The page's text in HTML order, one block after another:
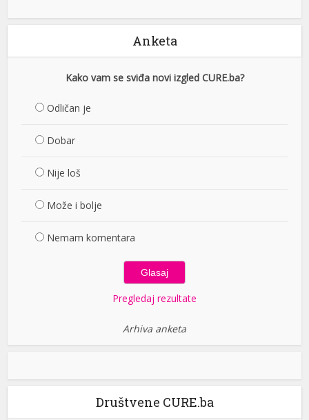
Anketa
Kako vam se sviđa novi izgled CURE.ba?
Odličan je
Dobar
Nije loš
Može i bolje
Nemam komentara
Pregledaj rezultate
Arhiva anketa
Društvene CURE.ba